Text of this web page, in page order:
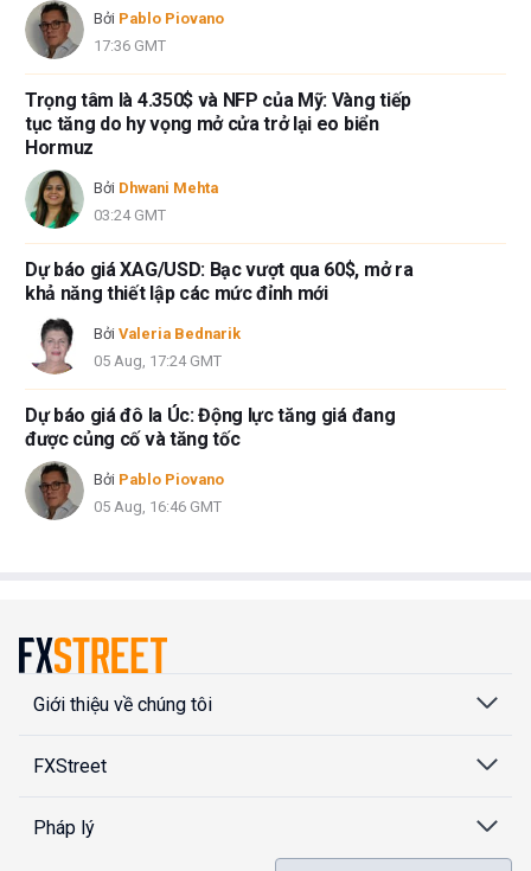
Bởi Pablo Piovano
17:36 GMT
Trọng tâm là 4.350$ và NFP của Mỹ: Vàng tiếp
tục tăng do hy vọng mở cửa trở lại eo biển
Hormuz
Bởi Dhwani Mehta
03:24 GMT
Dự báo giá XAG/USD: Bạc vượt qua 60$, mở ra
khả năng thiết lập các mức đỉnh mới
Bởi Valeria Bednarik
05 Aug, 17:24 GMT
Dự báo giá đô la Úc: Động lực tăng giá đang
được củng cố và tăng tốc
Bởi Pablo Piovano
05 Aug, 16:46 GMT
Giới thiệu về chúng tôi
FXStreet
Pháp lý